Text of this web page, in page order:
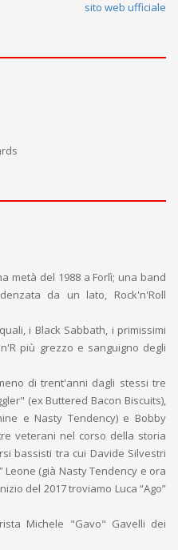
sito web ufficiale
metà del 1988 a Forlì; una band
da un lato, Rock'n'Roll
i Black Sabbath, i primissimi
più grezzo e sanguigno degli
di trent'anni dagli stessi tre
(ex Buttered Bacon Biscuits),
e Nasty Tendency) e Bobby
veterani nel corso della storia
bassisti tra cui Davide Silvestri
Leone (già Nasty Tendency e ora
del 2017 troviamo Luca “Ago”
Michele "Gavo" Gavelli dei